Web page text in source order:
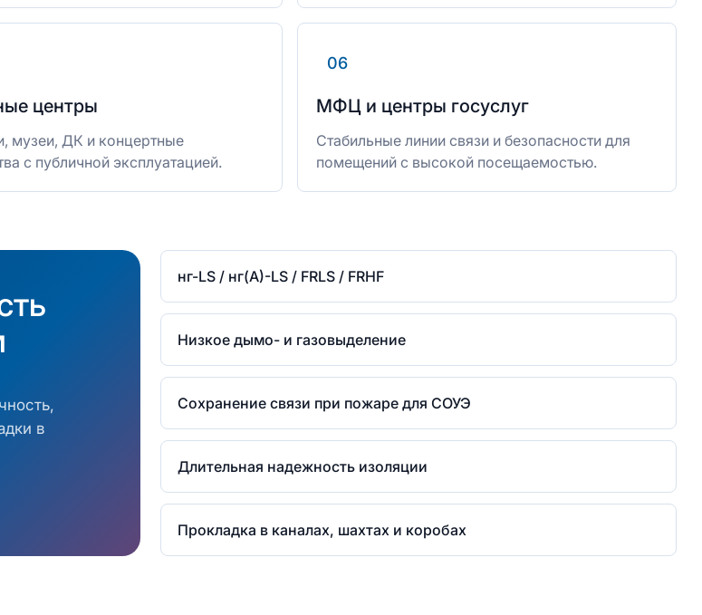
центры
музеи, ДК и концертные
с публичной эксплуатацией.
06
МФЦ и центры госуслуг
Стабильные линии связи и безопасности для
помещений с высокой посещаемостью.
в
нг-LS / нг(А)-LS / FRLS / FRHF
Низкое дымо- и газовыделение
Сохранение связи при пожаре для СОУЭ
Длительная надежность изоляции
Прокладка в каналах, шахтах и коробах